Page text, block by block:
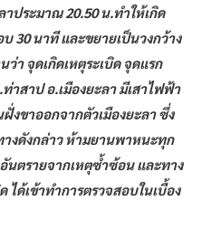
าประมาณ 20.50 น.ทำให้เกิด
30 นาที และขยายเป็นวงกว้าง
า จุดเกิดเหตุระเบิด จุดแรก
าสาป อ.เมืองยะลา มีเสาไฟฟ้า
งขาออกจากตัวเมืองยะลา ซึ่ง
งดังกล่าว ห้ามยานพาหนะทุก
ตรายจากเหตุซ้ำซ้อน และทาง
ได้เข้าทำการตรวจสอบในเบื้อง